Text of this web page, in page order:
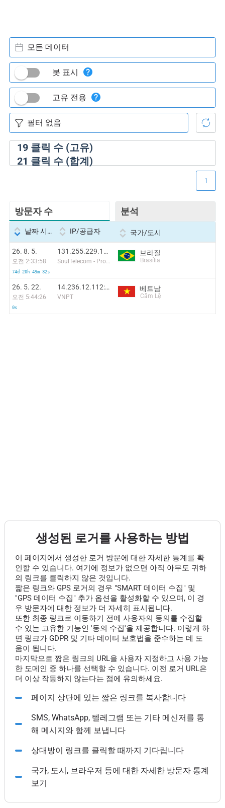
19클릭 수 (고유)
21 클릭 수 (합계)
모든 데이터
봇 표시
고유 전용
방문자 수 분석
1
날짜 시간 IP/공급자 국가/도시
26. 8. 5.
오전 2:33:58
74d 20h 49m 32s
131.255.229.144:33278
SoulTelecom - Provedor de Acesso a Internet
브라질
Brasília
26. 5. 22.
오전 5:44:26
0s
14.236.12.112:60472
VNPT
베트남
Cẩm Lệ
생성된 로거를 사용하는 방법
이 페이지에서 생성한 로거 방문에 대한 자세한 통계를 확
인할 수 있습니다. 여기에 정보가 없으면 아직 아무도 귀하
의 링크를 클릭하지 않은 것입니다.
짧은 링크와 GPS 로거의 경우 "SMART 데이터 수집" 및
"GPS 데이터 수집" 추가 옵션을 활성화할 수 있으며, 이 경
우 방문자에 대한 정보가 더 자세히 표시됩니다.
또한 최종 링크로 이동하기 전에 사용자의 동의를 수집할
수 있는 고유한 기능인 '동의 수집'을 제공합니다. 이렇게 하
면 링크가 GDPR 및 기타 데이터 보호법을 준수하는 데 도
움이 됩니다.
마지막으로 짧은 링크의 URL을 사용자 지정하고 사용 가능
한 도메인 중 하나를 선택할 수 있습니다. 이전 로거 URL은
더 이상 작동하지 않는다는 점에 유의하세요.
페이지 상단에 있는 짧은 링크를 복사합니다
SMS, WhatsApp, 텔레그램 또는 기타 메신저를 통
해 메시지와 함께 보냅니다
상대방이 링크를 클릭할 때까지 기다립니다
국가, 도시, 브라우저 등에 대한 자세한 방문자 통계
보기